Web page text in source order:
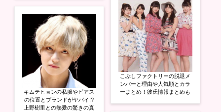
キムテヒョンの私服やピアス
の位置とブランドがヤバイ!?
上野樹里との熱愛の驚きの真
こぶしファクトリーの脱退メ
ンバーと理由や人気順とカラ
ーまとめ！彼氏情報まとめも